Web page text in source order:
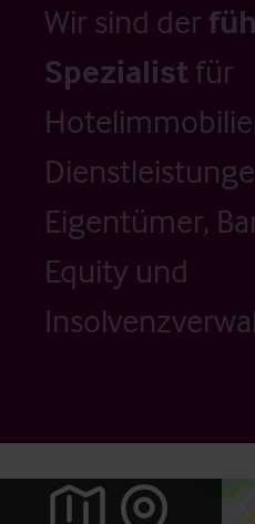
Wir sind der
Spezialistfür
Eigentümer,
Equity und